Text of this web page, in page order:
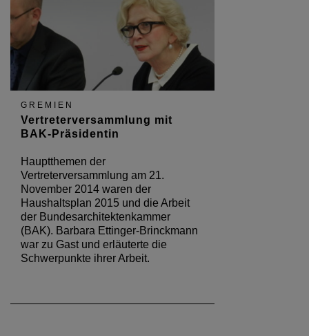
GREMIEN
Vertreterversammlung mit
BAK-Präsidentin
Hauptthemen der
Vertreterversammlung am 21.
November 2014 waren der
Haushaltsplan 2015 und die Arbeit
der Bundesarchitektenkammer
(BAK). Barbara Ettinger-Brinckmann
war zu Gast und erläuterte die
Schwerpunkte ihrer Arbeit.